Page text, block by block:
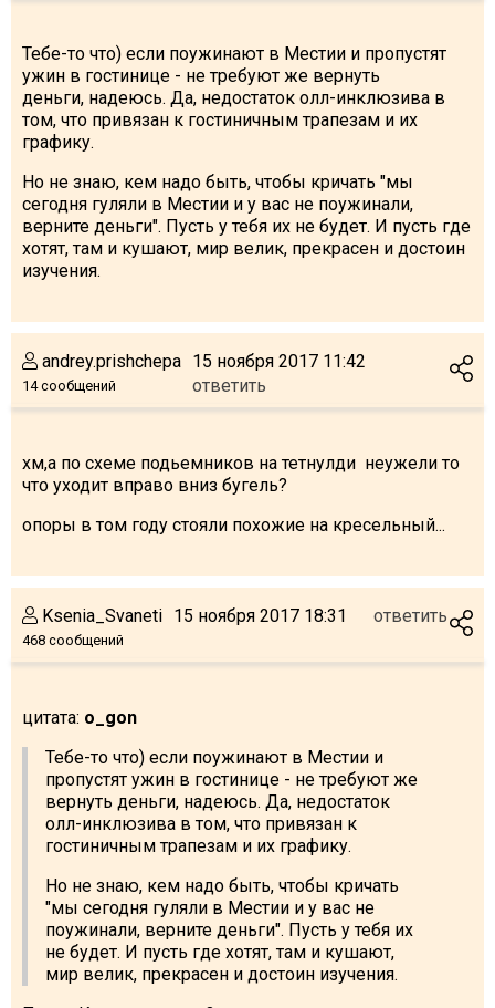
Тебе-то что) если поужинают в Местии и пропустят
ужин в гостинице - не требуют же вернуть
деньги, надеюсь. Да, недостаток олл-инклюзива в
том, что привязан к гостиничным трапезам и их
графику.
Но не знаю, кем надо быть, чтобы кричать "мы
сегодня гуляли в Местии и у вас не поужинали,
верните деньги". Пусть у тебя их не будет. И пусть где
хотят, там и кушают, мир велик, прекрасен и достоин
изучения.
andrey.prishchepa
14 сообщений
15 ноября 2017 11:42
ответить
хм,а по схеме подьемников на тетнулди неужели то
что уходит вправо вниз бугель?
опоры в том году стояли похожие на кресельный...
Ksenia_Svaneti
468 сообщений
15 ноября 2017 18:31 ответить
цитата: o_gon
Тебе-то что) если поужинают в Местии и
пропустят ужин в гостинице - не требуют же
вернуть деньги, надеюсь. Да, недостаток
олл-инклюзива в том, что привязан к
гостиничным трапезам и их графику.
Но не знаю, кем надо быть, чтобы кричать
"мы сегодня гуляли в Местии и у вас не
поужинали, верните деньги". Пусть у тебя их
не будет. И пусть где хотят, там и кушают,
мир велик, прекрасен и достоин изучения.